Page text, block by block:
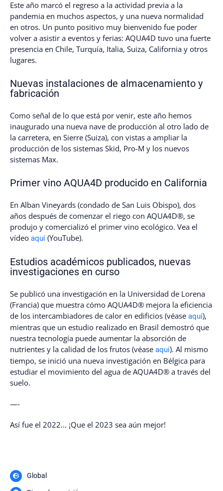
Este año marcó el regreso a la actividad previa a la
pandemia en muchos aspectos, y una nueva normalidad
en otros. Un punto positivo muy bienvenido fue poder
volver a asistir a eventos y ferias: AQUA4D tuvo una fuerte
presencia en Chile, Turquía, Italia, Suiza, California y otros
lugares.
Nuevas instalaciones de almacenamiento y
fabricación
Como señal de lo que está por venir, este año hemos
inaugurado una nueva nave de producción al otro lado de
la carretera, en Sierre (Suiza), con vistas a ampliar la
producción de los sistemas Skid, Pro-M y los nuevos
sistemas Max.
Primer vino AQUA4D producido en California
En Alban Vineyards (condado de San Luis Obispo), dos
años después de comenzar el riego con AQUA4D®, se
produjo y comercializó el primer vino ecológico. Vea el
vídeo aquí (YouTube).
Estudios académicos publicados, nuevas
investigaciones en curso
Se publicó una investigación en la Universidad de Lorena
(Francia) que muestra cómo AQUA4D® mejora la eficiencia
de los intercambiadores de calor en edificios (véase aquí),
mientras que un estudio realizado en Brasil demostró que
nuestra tecnología puede aumentar la absorción de
nutrientes y la calidad de los frutos (véase aquí). Al mismo
tiempo, se inició una nueva investigación en Bélgica para
estudiar el movimiento del agua de AQUA4D® a través del
suelo.
—-
Así fue el 2022... ¡Que el 2023 sea aún mejor!
Global